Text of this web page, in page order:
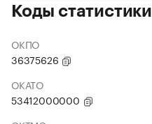
Коды статистики
ОКПО
36375626
ОКАТО
53412000000